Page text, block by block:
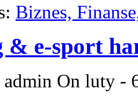
Biznes,
& e-sport
On luty -